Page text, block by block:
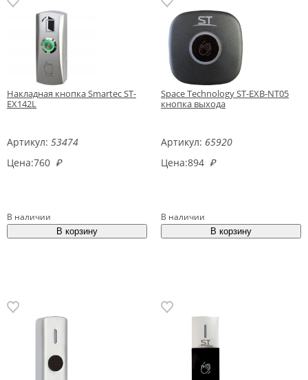
Накладная кнопка Smartec ST-
EX142L
Артикул: 53474
Цена:760 ₽
В наличии
Space Technology ST-EXB-NT05
кнопка выхода
Артикул: 65920
Цена:894 ₽
В наличии